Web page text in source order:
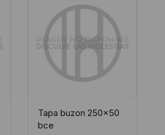
Tapa buzon 250×50
bce